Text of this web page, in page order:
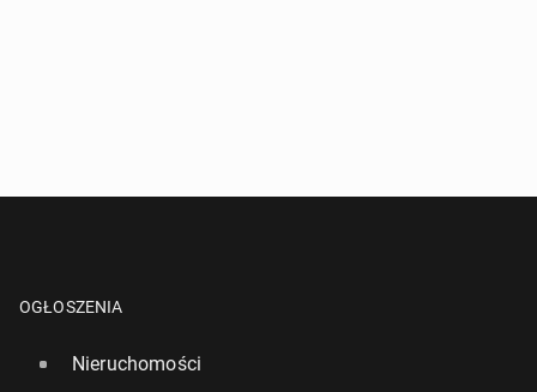
OGŁOSZENIA
Nieruchomości